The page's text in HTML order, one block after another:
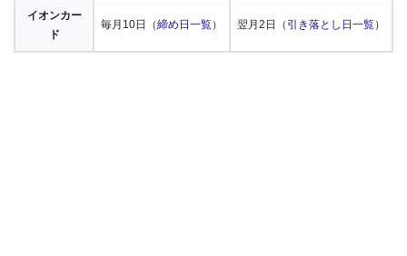
イオンカー
ド
毎月10日（締め日一覧） 翌月2日（ 引き落とし日一覧）